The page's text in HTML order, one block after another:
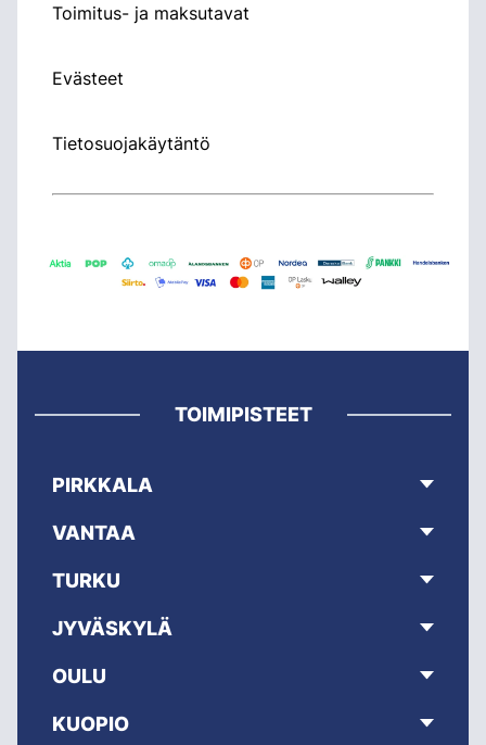
Toimitus- ja maksutavat
Evästeet
Tietosuojakäytäntö
TOIMIPISTEET
PIRKKALA
VANTAA
TURKU
JYVÄSKYLÄ
OULU
KUOPIO